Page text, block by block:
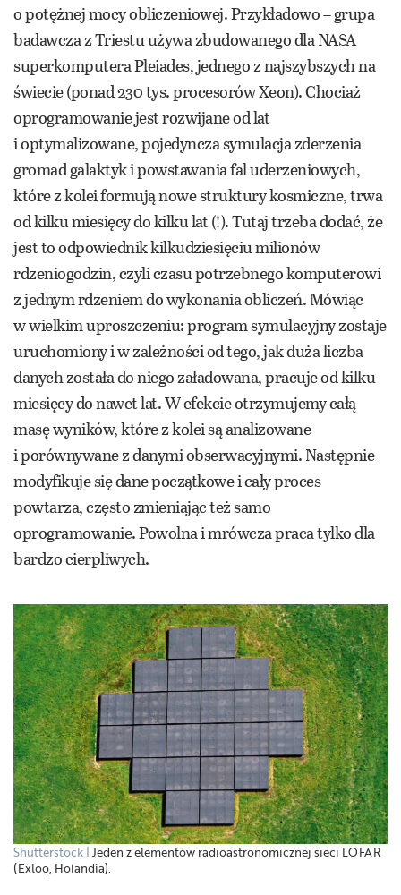
o potężnej mocy obliczeniowej. Przykładowo – grupa
badawcza z Triestu używa zbudowanego dla NASA
superkomputera Pleiades, jednego z najszybszych na
świecie (ponad 230 tys. procesorów Xeon). Chociaż
oprogramowanie jest rozwijane od lat
i optymalizowane, pojedyncza symulacja zderzenia
gromad galaktyk i powstawania fal uderzeniowych,
które z kolei formują nowe struktury kosmiczne, trwa
od kilku miesięcy do kilku lat (!). Tutaj trzeba dodać, że
jest to odpowiednik kilkudziesięciu milionów
rdzeniogodzin, czyli czasu potrzebnego komputerowi
z jednym rdzeniem do wykonania obliczeń. Mówiąc
w wielkim uproszczeniu: program symulacyjny zostaje
uruchomiony i w zależności od tego, jak duża liczba
danych została do niego załadowana, pracuje od kilku
miesięcy do nawet lat. W efekcie otrzymujemy całą
masę wyników, które z kolei są analizowane
i porównywane z danymi obserwacyjnymi. Następnie
modyfikuje się dane początkowe i cały proces
powtarza, często zmieniając też samo
oprogramowanie. Powolna i mrówcza praca tylko dla
bardzo cierpliwych.
Shutterstock Jeden z elementów radioastronomicznej sieci LOFAR
(Exloo, Holandia).